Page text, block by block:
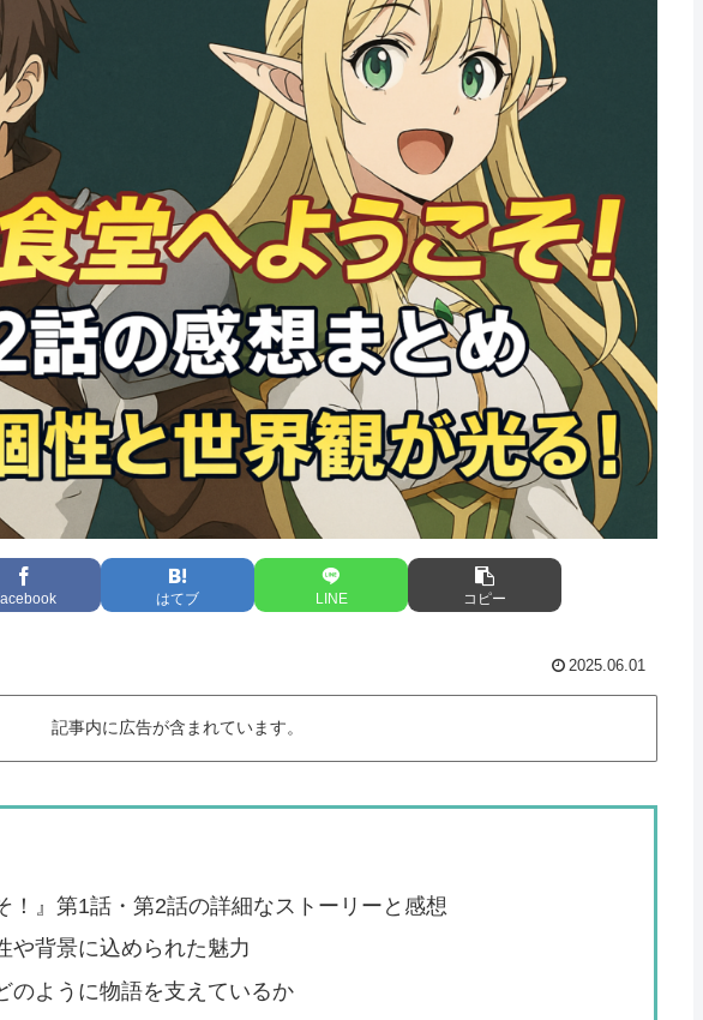
はてブ LINE コピー
2025.06.01
記事内に広告が含まれています。
！』第1話・第2話の詳細なストーリーと感想
や背景に込められた魅力
のように物語を支えているか